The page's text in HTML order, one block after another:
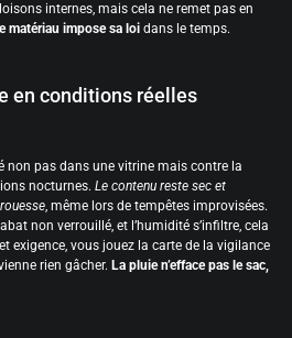
internes, mais cela ne remet pas en
matériau impose sa loi dans le temps.
en conditions réelles
non pas dans une vitrine mais contre la
nocturnes. Le contenu reste sec et
, même lors de tempêtes improvisées.
non verrouillé, et l’humidité s’infiltre, cela
exigence, vous jouez la carte de la vigilance
rien gâcher. La pluie n’efface pas le sac,